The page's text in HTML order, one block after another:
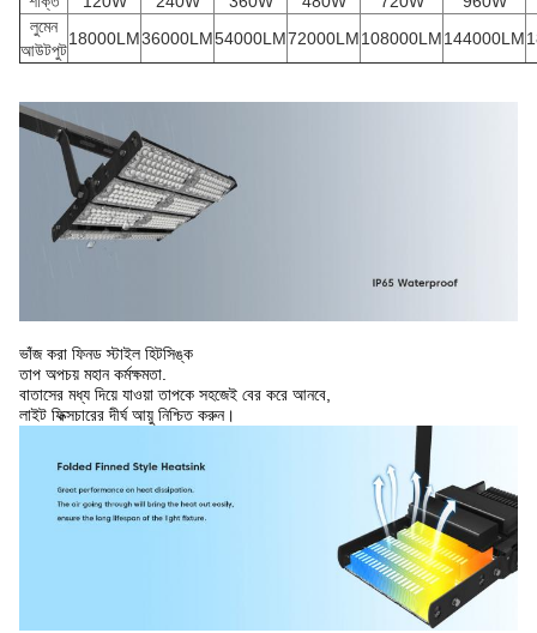
লুমেন
আউটপুট
18000LM36000LM54000LM72000LM108000LM144000LM
ভাঁজ করা ফিনড স্টাইল হিটসিঙ্ক
তাপ অপচয় মহান কর্মক্ষমতা.
বাতাসের মধ্য দিয়ে যাওয়া তাপকে সহজেই বের করে আনবে,
লাইট ফিক্সচারের দীর্ঘ আয়ু নিশ্চিত করুন।